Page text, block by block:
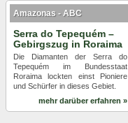
Amazonas - ABC
Serra do Tepequém –
Gebirgszug in Roraima
Die Diamanten der Serra do
Tepequém im Bundesstaat
Roraima lockten einst Pioniere
und Schürfer in dieses Gebiet.
mehr darüber erfahren »